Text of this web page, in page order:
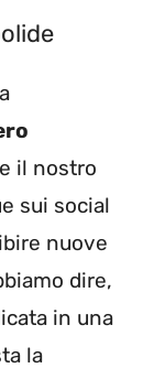
il nostro
sui social
nuove
dire,
in una
la